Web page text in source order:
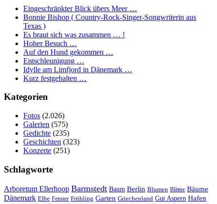
Eingeschränkter Blick übers Meer …
Bonnie Bishop ( Country-Rock-Singer-Songwriterin aus
Texas )
Es braut sich was zusammen … !
Hoher Besuch …
Auf den Hund gekommen …
Entschleunigung …
Idylle am Limfjord in Dänemark …
Kurz festgehalten …
Kategorien
Fotos (2.026)
Galerien (575)
Gedichte (235)
Geschichten (323)
Konzerte (251)
Schlagworte
Arboretum Ellerhoop Barmstedt Baum Berlin Blumen Blätter Bäume
Dänemark Elbe Fenster Frühling Garten Griechenland Gut Aspern Hafen